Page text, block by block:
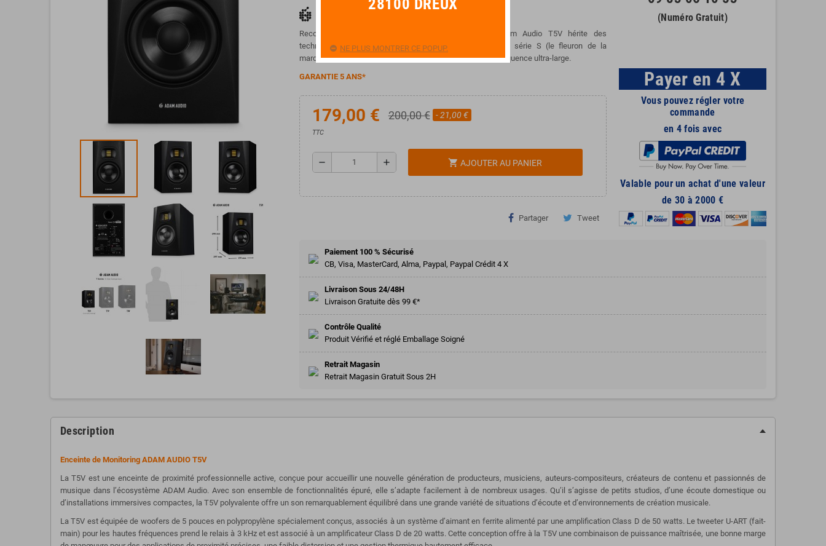
Reconnue pour son excellent rapport qualité-prix, l'Adam Audio T5V hérite des
technologies de pointe développées pour la prestigieuse série S (le fleuron de la
marque), offrant une précision sonore et une réponse en fréquence ultra-large.
GARANTIE 5 ANS*
179,00 € 200,00 € - 21,00 €
TTC
remove add shopping_cart AJOUTER AU PANIER
Partager Tweet
(Numéro Gratuit)
Payer en 4 X
Vous pouvez régler votre
commande
en 4 fois avec
Valable pour un achat d'une valeur
de 30 à 2000 €
Paiement 100 % Sécurisé
CB, Visa, MasterCard, Alma, Paypal, Paypal Crédit 4 X
Livraison Sous 24/48H
Livraison Gratuite dès 99 €*
Contrôle Qualité
Produit Vérifié et réglé Emballage Soigné
Retrait Magasin
Retrait Magasin Gratuit Sous 2H
Description
Enceinte de Monitoring ADAM AUDIO T5V
La T5V est une enceinte de proximité professionnelle active, conçue pour accueillir une nouvelle génération de producteurs, musiciens, auteurs-compositeurs, créateurs de contenu et passionnés de
musique dans l’écosystème ADAM Audio. Avec son ensemble de fonctionnalités épuré, elle s’adapte facilement à de nombreux usages. Qu’il s’agisse de petits studios, d’une écoute domestique ou
d’installations immersives compactes, la T5V polyvalente offre un son remarquablement équilibré dans une grande variété de situations d’écoute et d’environnements de création musicale.
La T5V est équipée de woofers de 5 pouces en polypropylène spécialement conçus, associés à un système d’aimant en ferrite alimenté par une amplification Class D de 50 watts. Le tweeter U-ART (fait-
main) pour les hautes fréquences prend le relais à 3 kHz et est associé à un amplificateur Class D de 20 watts. Cette conception offre à la T5V une combinaison de puissance maîtrisée, une bonne marge
28100 DREUX
NE PLUS MONTRER CE POPUP.